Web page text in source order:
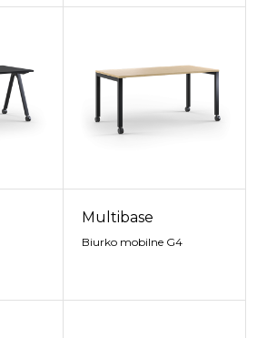
Multibase
Biurko mobilne G4